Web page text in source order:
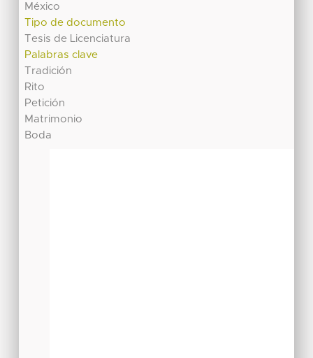
México
Tipo de documento
Tesis de Licenciatura
Palabras clave
Tradición
Rito
Petición
Matrimonio
Boda